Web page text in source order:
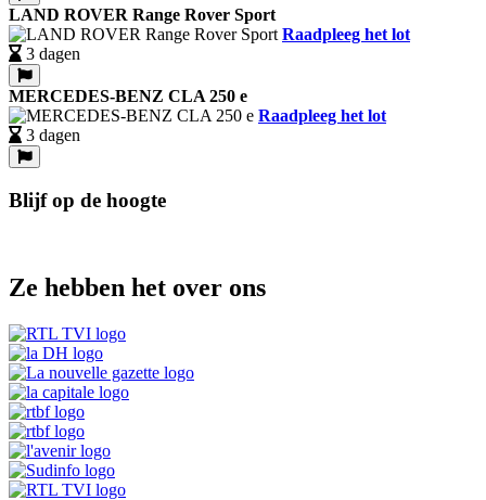
LAND ROVER Range Rover Sport
Raadpleeg het lot
3 dagen
MERCEDES-BENZ CLA 250 e
Raadpleeg het lot
3 dagen
Blijf op de hoogte
Ze hebben het over ons